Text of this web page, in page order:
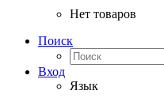
Нет товаров
Поиск
Вход
Язык